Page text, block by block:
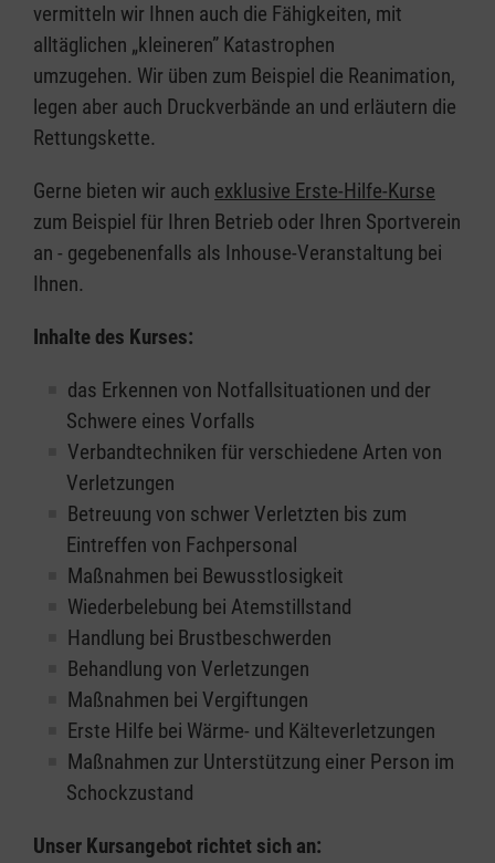
vermitteln wir Ihnen auch die Fähigkeiten, mit
alltäglichen „kleineren” Katastrophen
umzugehen. Wir üben zum Beispiel die Reanimation,
legen aber auch Druckverbände an und erläutern die
Rettungskette.
Gerne bieten wir auch exklusive Erste-Hilfe-Kurse
zum Beispiel für Ihren Betrieb oder Ihren Sportverein
an - gegebenenfalls als Inhouse-Veranstaltung bei
Ihnen.
Inhalte des Kurses:
das Erkennen von Notfallsituationen und der
Schwere eines Vorfalls
Verbandtechniken für verschiedene Arten von
Verletzungen
Betreuung von schwer Verletzten bis zum
Eintreffen von Fachpersonal
Maßnahmen bei Bewusstlosigkeit
Wiederbelebung bei Atemstillstand
Handlung bei Brustbeschwerden
Behandlung von Verletzungen
Maßnahmen bei Vergiftungen
Erste Hilfe bei Wärme- und Kälteverletzungen
Maßnahmen zur Unterstützung einer Person im
Schockzustand
Unser Kursangebot richtet sich an: